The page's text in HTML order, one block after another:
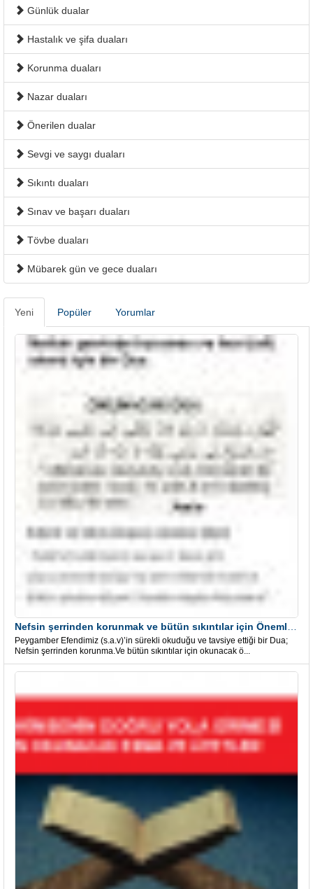
Günlük dualar
Hastalık ve şifa duaları
Korunma duaları
Nazar duaları
Önerilen dualar
Sevgi ve saygı duaları
Sıkıntı duaları
Sınav ve başarı duaları
Tövbe duaları
Mübarek gün ve gece duaları
Yeni Popüler Yorumlar
Peygamber Efendimiz (s.a.v)’in sürekli okuduğu ve tavsiye ettiği bir Dua;
Nefsin şerrinden korunma.Ve bütün sıkıntılar için okunacak ö...